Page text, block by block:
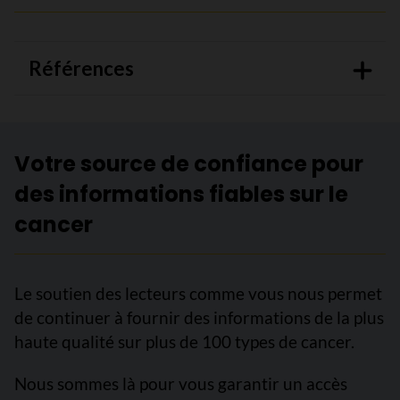
Références
Votre source de confiance pour
des informations fiables sur le
cancer
Le soutien des lecteurs comme vous nous permet
de continuer à fournir des informations de la plus
haute qualité sur plus de 100 types de cancer.
Nous sommes là pour vous garantir un accès